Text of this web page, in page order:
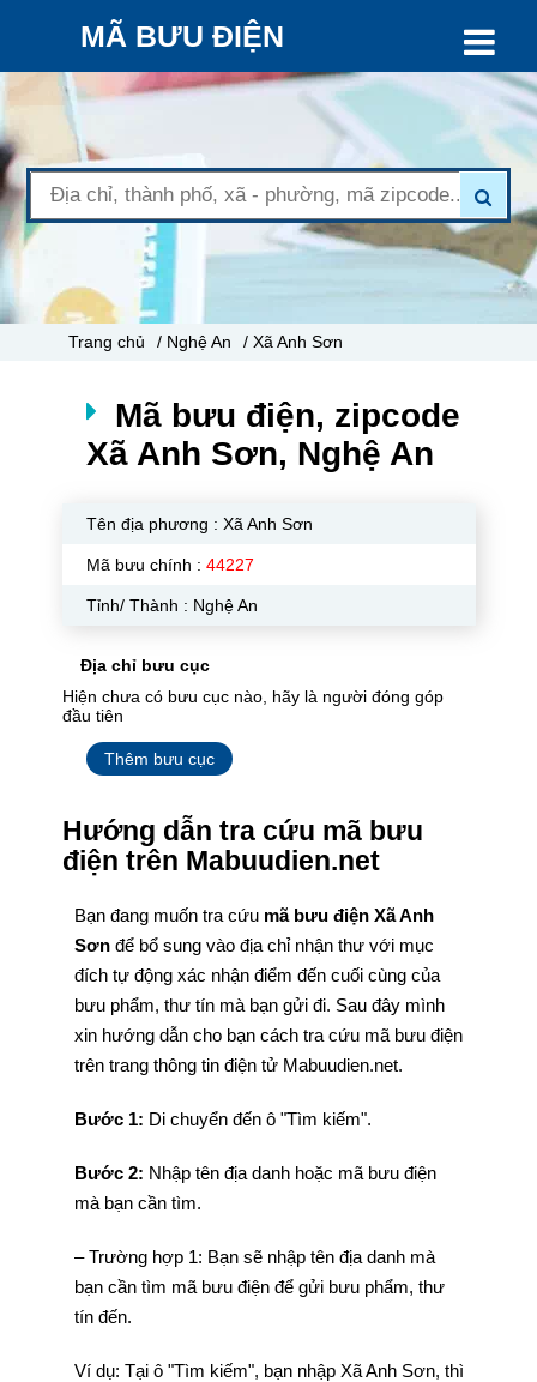
MÃ BƯU ĐIỆN
Trang chủ / Nghệ An / Xã Anh Sơn
Mã bưu điện, zipcode
Xã Anh Sơn, Nghệ An
Tên địa phương : Xã Anh Sơn
Mã bưu chính : 44227
Tỉnh/ Thành : Nghệ An
Địa chỉ bưu cục
Hiện chưa có bưu cục nào, hãy là người đóng góp
đầu tiên
Thêm bưu cục
Hướng dẫn tra cứu mã bưu
điện trên Mabuudien.net
Bạn đang muốn tra cứu mã bưu điện Xã Anh
Sơn để bổ sung vào địa chỉ nhận thư với mục
đích tự động xác nhận điểm đến cuối cùng của
bưu phẩm, thư tín mà bạn gửi đi. Sau đây mình
xin hướng dẫn cho bạn cách tra cứu mã bưu điện
trên trang thông tin điện tử Mabuudien.net.
Bước 1: Di chuyển đến ô "Tìm kiếm".
Bước 2: Nhập tên địa danh hoặc mã bưu điện
mà bạn cần tìm.
– Trường hợp 1: Bạn sẽ nhập tên địa danh mà
bạn cần tìm mã bưu điện để gửi bưu phẩm, thư
tín đến.
Ví dụ: Tại ô "Tìm kiếm", bạn nhập Xã Anh Sơn, thì